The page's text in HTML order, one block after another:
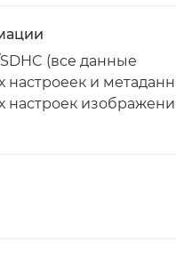
(все данные
настроеек и
настроек